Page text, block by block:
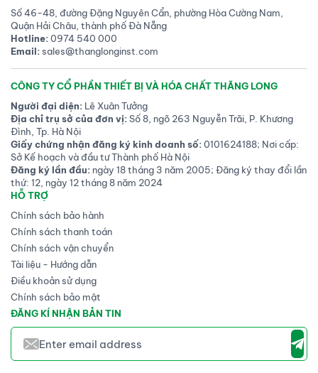
Số 46-48, đường Đặng Nguyên Cẩn, phường Hòa Cường Nam,
Quận Hải Châu, thành phố Đà Nẵng
Hotline:0974 540 000
Email:sales@thanglonginst.com
CÔNG TY CỔ PHẦN THIẾT BỊ VÀ HÓA CHẤT THĂNG LONG
Người đại diện: Lê Xuân Tưởng
Địa chỉ trụ sở của đơn vị:Số 8, ngõ 263 Nguyễn Trãi, P. Khương
Đình, Tp. Hà Nội
Giấy chứng nhận đăng ký kinh doanh số:0101624188; Nơi cấp:
Sở Kế hoạch và đầu tư Thành phố Hà Nội
Đăng ký lần đầu: ngày 18 tháng 3 năm 2005; Đăng ký thay đổi lần
thứ: 12, ngày 12 tháng 8 năm 2024
HỖ TRỢ
Chính sách bảo hành
Chính sách thanh toán
Chính sách vận chuyển
Tài liệu - Hướng dẫn
Điều khoản sử dụng
Chính sách bảo mật
ĐĂNG KÍ NHẬN BẢN TIN